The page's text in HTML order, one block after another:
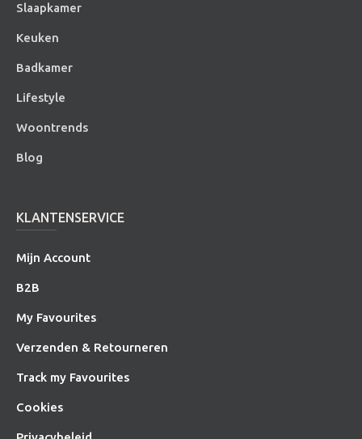
Slaapkamer
Keuken
Badkamer
Lifestyle
Woontrends
Blog
KLANTENSERVICE
Mijn Account
B2B
My Favourites
Verzenden & Retourneren
Track my Favourites
Cookies